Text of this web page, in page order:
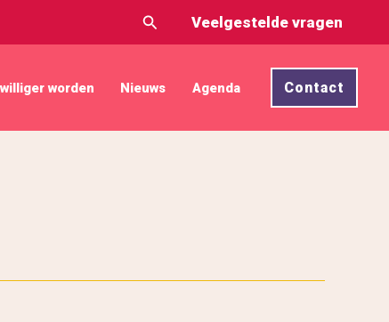
ZoekenVeelgestelde vragen
worden Nieuws Agenda Contact